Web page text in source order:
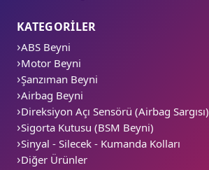
KATEGORİLER
ABS Beyni
Motor Beyni
Şanzıman Beyni
Airbag Beyni
Direksiyon Açı Sensörü (Airbag Sargısı)
Sigorta Kutusu (BSM Beyni)
Sinyal - Silecek - Kumanda Kolları
Diğer Ürünler